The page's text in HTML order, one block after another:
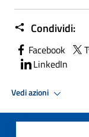
Condividi:
Facebook
LinkedIn
Vedi azioni